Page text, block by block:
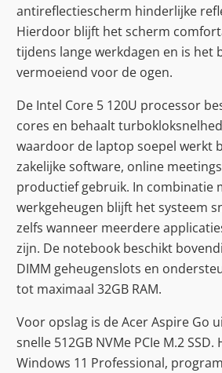
antireflectiescherm hinderlijke
Hierdoor blijft het scherm
tijdens lange werkdagen en is het
vermoeiend voor de ogen.
De Intel Core 5 120U processor
cores en behaalt
waardoor de laptop soepel werkt
zakelijke software, online
productief gebruik. In combinatie
werkgeheugen blijft het systeem
zelfs wanneer meerdere
zijn. De notebook beschikt
DIMM geheugenslots en
tot maximaal 32GB RAM.
Voor opslag is de Acer Aspire Go
snelle 512GB NVMe PCIe M.2
Windows 11 Professional,